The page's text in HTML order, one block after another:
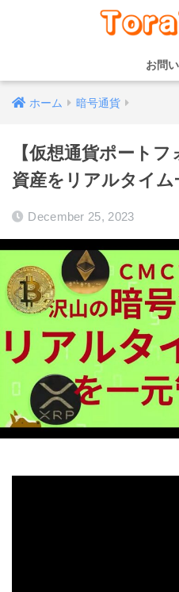
お問
ホーム 暗号通貨
【仮想通貨ポート
資産をリアルタイ
December 25, 2023